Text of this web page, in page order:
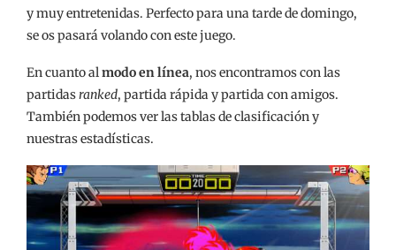
y muy entretenidas. Perfecto para una tarde de domingo,
se os pasará volando con este juego.
En cuanto almodo en línea, nos encontramos con las
partidasranked, partida rápida y partida con amigos.
También podemos ver las tablas de clasificación y
nuestras estadísticas.